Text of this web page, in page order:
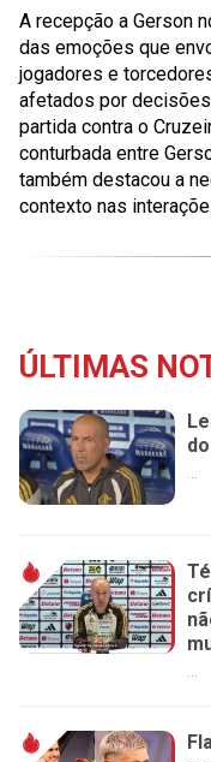
A recepção a Gerson
das emoções que
jogadores e
afetados por
partida contra o
conturbada entre
também destacou a
contexto nas
ÚLTIMAS
...
...